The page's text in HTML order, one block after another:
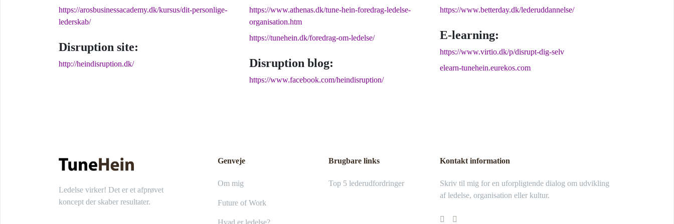
https://arosbusinessacademy.dk/kursus/dit-personlige-
lederskab/
Disruption site:
http://heindisruption.dk/
https://www.athenas.dk/tune-hein-foredrag-ledelse-
organisation.htm
https://tunehein.dk/foredrag-om-ledelse/
Disruption blog:
https://www.facebook.com/heindisruption/
https://www.betterday.dk/lederuddannelse/
E-learning:
https://www.virtio.dk/p/disrupt-dig-selv
elearn-tunehein.eurekos.com
Ledelse virker! Det er et afprøvet
koncept der skaber resultater.
Genveje
Om mig
Future of Work
Hvad er ledelse?
Brugbare links
Top 5 lederudfordringer
Kontakt information
Skriv til mig for en uforpligtende dialog om udvikling
af ledelse, organisation eller kultur.